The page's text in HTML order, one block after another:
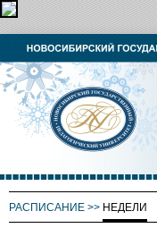
РАСПИСАНИЕ >> НЕДЕЛИ